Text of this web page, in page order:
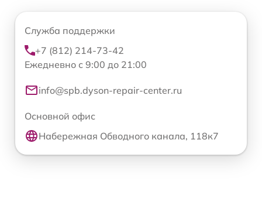
Служба поддержки
+7 (812) 214-73-42
Ежедневно с 9:00 до 21:00
info@spb.dyson-repair-center.ru
Основной офис
Набережная Обводного канала, 118к7